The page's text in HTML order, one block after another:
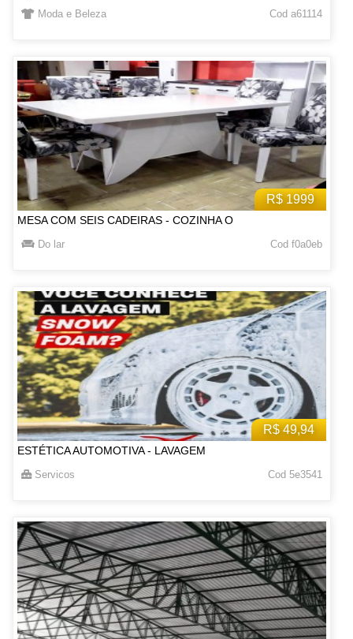
Moda e Beleza Cod a61114
R$ 1999
MESA COM SEIS CADEIRAS - COZINHA O
Do lar Cod f0a0eb
R$ 49,94
ESTÉTICA AUTOMOTIVA - LAVAGEM
Servicos Cod 5e3541